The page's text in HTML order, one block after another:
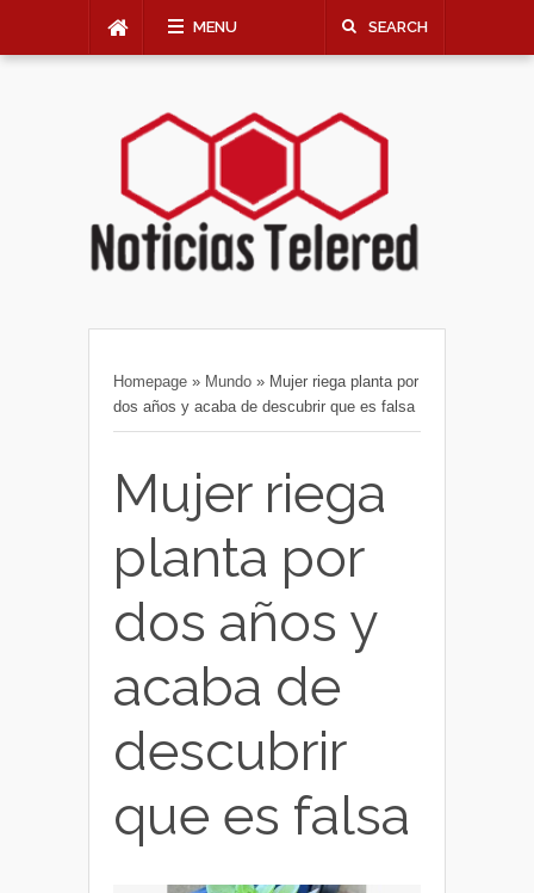
MENU SEARCH
Homepage » Mundo » Mujer riega planta por
dos años y acaba de descubrir que es falsa
Mujer riega
planta por
dos años y
acaba de
descubrir
que es falsa